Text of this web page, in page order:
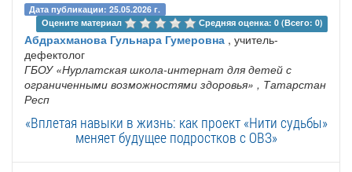
Дата публикации: 25.05.2026 г.
Оцените материал
Средняя оценка: 0 (Всего: 0)
Абдрахманова Гульнара Гумеровна , учитель-
дефектолог
ГБОУ «Нурлатская школа-интернат для детей с
ограниченными возможностями здоровья» , Татарстан
Респ
«Вплетая навыки в жизнь: как проект «Нити судьбы»
меняет будущее подростков с ОВЗ»